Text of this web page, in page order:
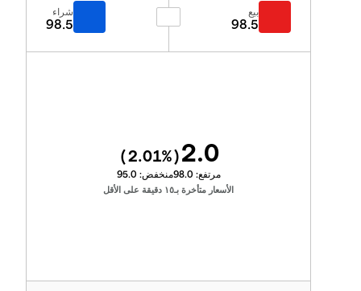
بيع
98.5
شراء
98.5
2.0
(
2.01%)
مرتفع: 98.0منخفض: 95.0
الأسعار متأخرة بـ١٥ دقيقة على الأقل